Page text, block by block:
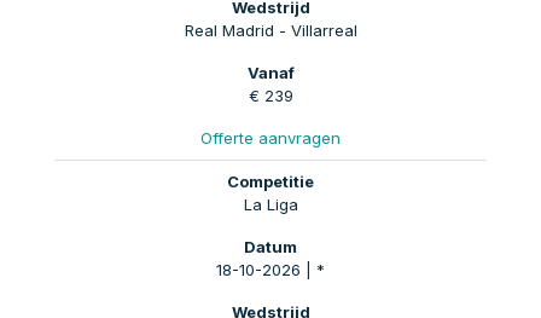
Real Madrid - Villarreal
€ 239
Offerte aanvragen
La Liga
18-10-2026 | *